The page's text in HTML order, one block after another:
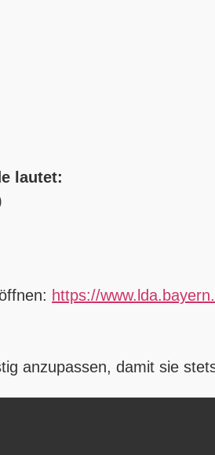
lautet:
https://
anzupassen, damit sie